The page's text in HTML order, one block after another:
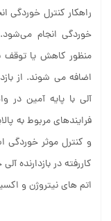
راهکار کنترل خوردگی
خوردگی انجام
منظور کاهش یا توقف
اضافه می شوند. از
آلی با پایه آمین
فرایندهای مربوط به
و کنترل موثر خوردگی
کاررفته در بازدارنده
اتم های نیتروژن و